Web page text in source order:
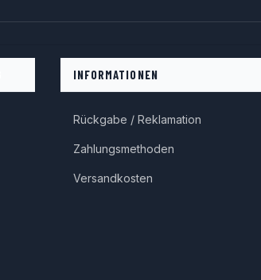
INFORMATIONEN
Rückgabe / Reklamation
Zahlungsmethoden
Versandkosten